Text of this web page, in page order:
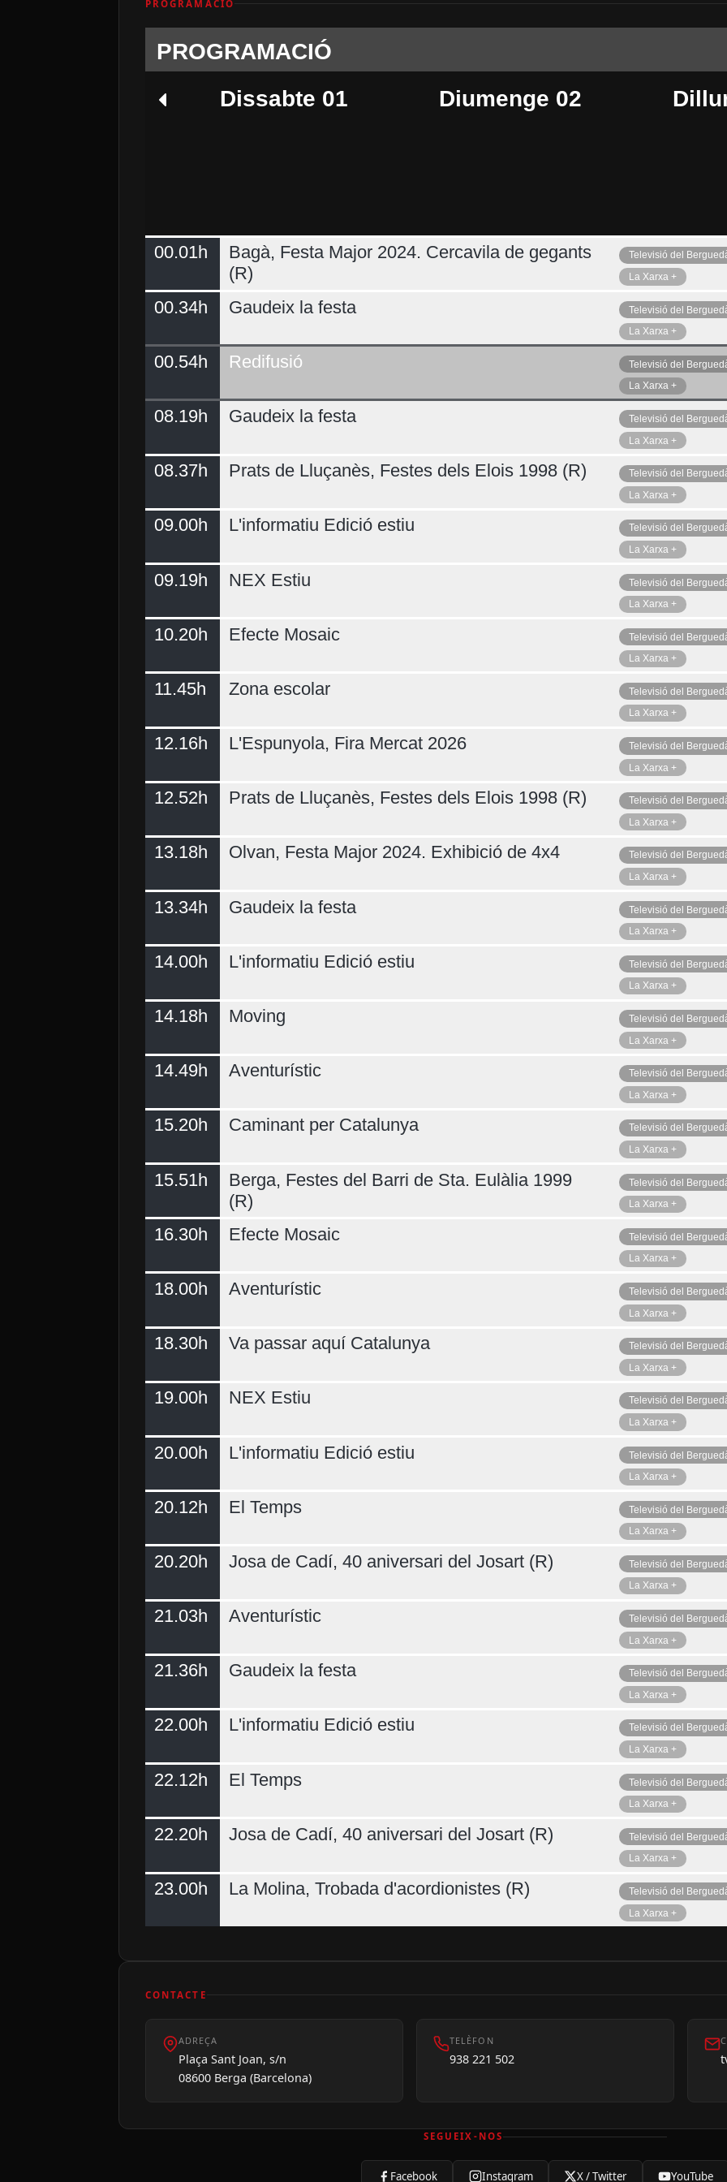
PROGRAMACIÓ
PROGRAMACIÓ
Dissabte 01
Diumenge 02
Dimarts 04 Dimecres 05 Ahir
Demà
00.01h
Bagà, Festa Major 2024. Cercavila de gegants
(R)
Televisió del
La Xarxa +
00.34h Gaudeix la festa
Televisió del
La Xarxa +
00.54h Redifusió
Televisió del
La Xarxa +
08.19h Gaudeix la festa
Televisió del
La Xarxa +
08.37h Prats de Lluçanès, Festes dels Elois 1998 (R)
Televisió del
La Xarxa +
09.00h L'informatiu Edició estiu
Televisió del
La Xarxa +
09.19h NEX Estiu
Televisió del
La Xarxa +
10.20h Efecte Mosaic
Televisió del
La Xarxa +
11.45h Zona escolar
Televisió del
La Xarxa +
12.16h L'Espunyola, Fira Mercat 2026
Televisió del
La Xarxa +
12.52h Prats de Lluçanès, Festes dels Elois 1998 (R)
Televisió del
La Xarxa +
13.18h Olvan, Festa Major 2024. Exhibició de 4x4
Televisió del
La Xarxa +
13.34h Gaudeix la festa
Televisió del
La Xarxa +
14.00h L'informatiu Edició estiu
Televisió del
La Xarxa +
14.18h Moving
Televisió del
La Xarxa +
14.49h Aventurístic
Televisió del
La Xarxa +
15.20h Caminant per Catalunya
Televisió del
La Xarxa +
15.51h
Berga, Festes del Barri de Sta. Eulàlia 1999
(R)
Televisió del
La Xarxa +
16.30h Efecte Mosaic
Televisió del
La Xarxa +
18.00h Aventurístic
Televisió del
La Xarxa +
18.30h Va passar aquí Catalunya
Televisió del
La Xarxa +
19.00h NEX Estiu
Televisió del
La Xarxa +
20.00h L'informatiu Edició estiu
Televisió del
La Xarxa +
20.12h El Temps
Televisió del
La Xarxa +
20.20h Josa de Cadí, 40 aniversari del Josart (R)
Televisió del
La Xarxa +
21.03h Aventurístic
Televisió del
La Xarxa +
21.36h Gaudeix la festa
Televisió del
La Xarxa +
22.00h L'informatiu Edició estiu
Televisió del
La Xarxa +
22.12h El Temps
Televisió del
La Xarxa +
22.20h Josa de Cadí, 40 aniversari del Josart (R)
Televisió del
La Xarxa +
23.00h La Molina, Trobada d'acordionistes (R)
Televisió del
La Xarxa +
CONTACTE
ADREÇA
Plaça Sant Joan, s/n
08600 Berga (Barcelona)
TELÈFON
938 221 502
SEGUEIX-NOS
Facebook Instagram X / Twitter YouTube